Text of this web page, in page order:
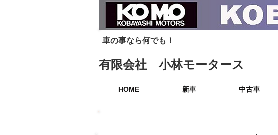
車の事なら何でも！
有限会社 小林モータース
HOME 新車 中古車